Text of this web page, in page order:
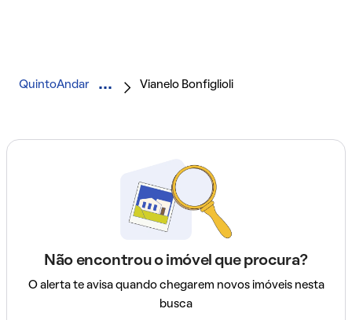
QuintoAndar Vianelo Bonfiglioli
Não encontrou o imóvel que procura?
O alerta te avisa quando chegarem novos imóveis nesta
busca